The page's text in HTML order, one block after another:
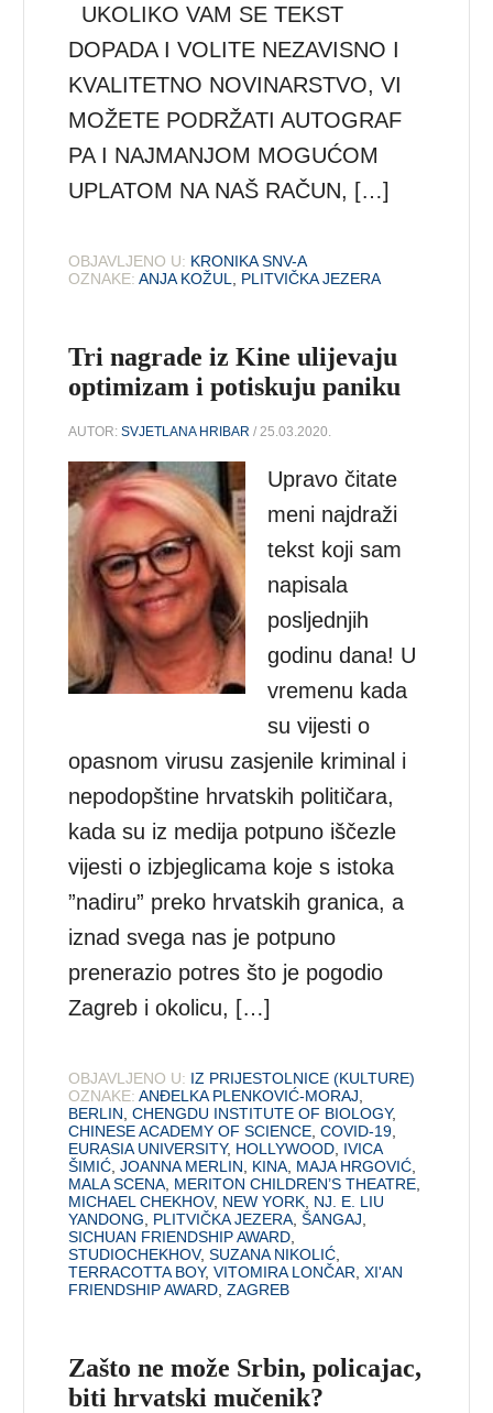
UKOLIKO VAM SE TEKST
DOPADA I VOLITE NEZAVISNO I
KVALITETNO NOVINARSTVO, VI
MOŽETE PODRŽATI AUTOGRAF
PA I NAJMANJOM MOGUĆOM
UPLATOM NA NAŠ RAČUN, […]
OBJAVLJENO U: KRONIKA SNV-A
OZNAKE: ANJA KOŽUL PLITVIČKA JEZERA
Tri nagrade iz Kine ulijevaju
optimizam i potiskuju paniku
AUTOR:SVJETLANA HRIBAR / 25.03.2020.
Upravo čitate
meni najdraži
tekst koji sam
napisala
posljednjih
godinu dana! U
vremenu kada
su vijesti o
opasnom virusu zasjenile kriminal i
nepodopštine hrvatskih političara,
kada su iz medija potpuno iščezle
vijesti o izbjeglicama koje s istoka
”nadiru” preko hrvatskih granica, a
iznad svega nas je potpuno
prenerazio potres što je pogodio
Zagreb i okolicu, […]
OBJAVLJENO U: IZ PRIJESTOLNICE (KULTURE)
OZNAKE: ANĐELKA PLENKOVIĆ-MORAJ
BERLIN ,CHENGDU INSTITUTE OF BIOLOGY,
CHINESE ACADEMY OF SCIENCE ,COVID-19
EURASIA UNIVERSITY, HOLLYWOOD IVICA
ŠIMIĆ ,JOANNA MERLIN KINA MAJA HRGOVIĆ
MALA SCENA MERITON CHILDREN’S THEATRE
MICHAEL CHEKHOV, NEW YORK NJ. E. LIU
YANDONG
PLITVIČKA JEZERA ,ŠANGAJ
SICHUAN FRIENDSHIP AWARD
STUDIOCHEKHOV,SUZANA NIKOLIĆ
TERRACOTTA BOY,VITOMIRA LONČAR ,XI'AN
FRIENDSHIP AWARD ,ZAGREB
Zašto ne može Srbin, policajac,
biti hrvatski mučenik?